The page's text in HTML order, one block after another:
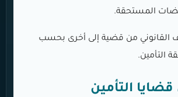
المستحقة.
القانوني من قضية إلى أخرى بحسب
التأمين.
التأمين